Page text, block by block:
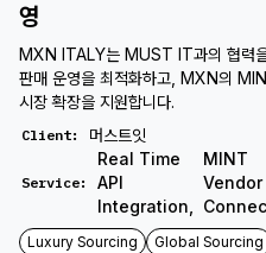
영
MXN ITALY는 MUST IT과의 협력
판매 운영을 최적화하고, MXN의
시장 확장을 지원합니다.
Client: 머스트잇
Service:
Real Time
API
Integration,
MINT
Vendor
Luxury Sourcing Global Sourcing